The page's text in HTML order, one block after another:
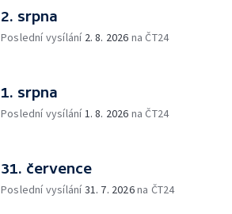
2. srpna
Poslední vysílání 2. 8. 2026 na ČT24
1. srpna
Poslední vysílání1. 8. 2026 na ČT24
31. července
Poslední vysílání31. 7. 2026na ČT24